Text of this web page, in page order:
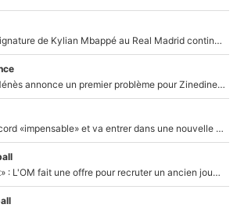
«C'est une fierté» : La signature de Kylian Mbappé au Real Madrid continue de régaler l'Espagne
Michael Olise : Pierre Ménès annonce un premier problème pour Zinedine Zidane en équipe de France
F1 - Alpine signe un accord «impensable» et va entrer dans une nouvelle dimension : Grande nouvelle pour Pierre Gasly !
«C’est un très bon choix» : L'OM fait une offre pour recruter un ancien joueur du PSG... et c'est validé dans l'After Foot !